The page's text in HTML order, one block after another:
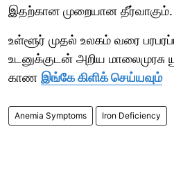
இதற்கான முறையான தீர்வாகும்.
உள்ளூர் முதல் உலகம் வரை
உடனுக்குடன் அறிய மாலைமுரசு
காண இங்கே கிளிக் செய்யவும்
Anemia Symptoms Iron Deficiency